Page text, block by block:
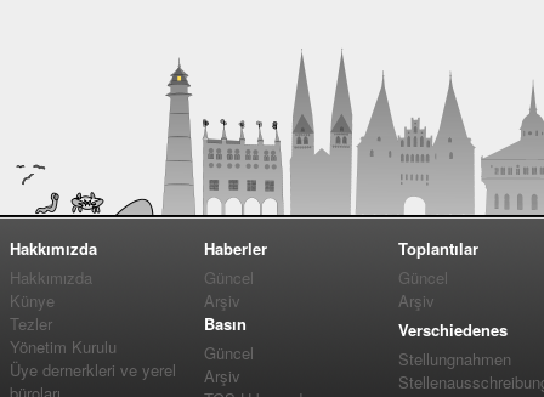
Hakkımızda
Hakkımızda
Künye
Tezler
Yönetim Kurulu
Üye dernerkleri ve yerel
Haberler
Güncel
Arşiv
Basın
Güncel
Arşiv
Toplantılar
Güncel
Arşiv
Verschiedenes
Stellungnahmen